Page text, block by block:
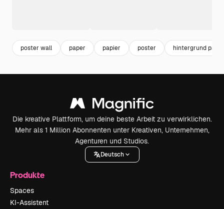
poster wall paper papier poster hintergrund
Die kreative Plattform, um deine beste Arbeit zu verwirklichen.
Mehr als 1 Million Abonnenten unter Kreativen, Unternehmen,
Agenturen und Studios.
Deutsch
Produkte
Spaces
KI-Assistent